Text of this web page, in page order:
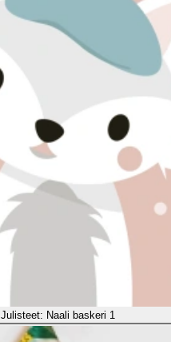
Julisteet: Naali baskeri 1